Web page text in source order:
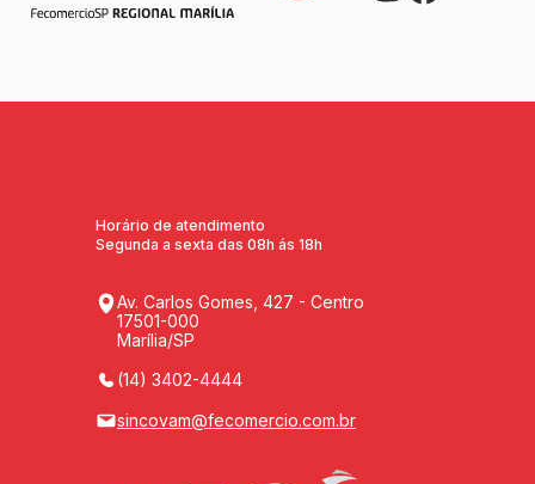
Horário de atendimento
Segunda a sexta das 08h ás 18h
Av. Carlos Gomes, 427 - Centro
17501-000
Marília/SP
(14) 3402-4444
sincovam@fecomercio.com.br